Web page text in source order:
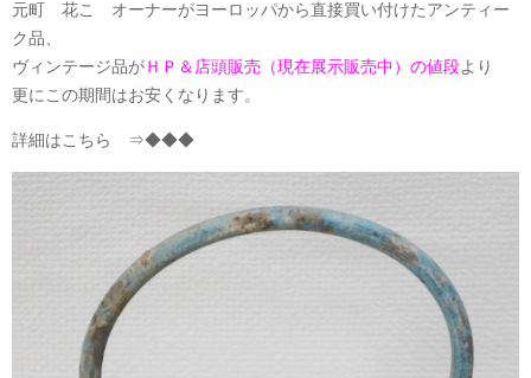
元町 花こ オーナーがヨーロッパから直接買い付けたアンティー
ク品、
ヴィンテージ品が ＨＰ＆店頭販売（現在展示販売中）の値段より
更にこの期間はお安くなります。
詳細はこちら ⇒◆◆◆